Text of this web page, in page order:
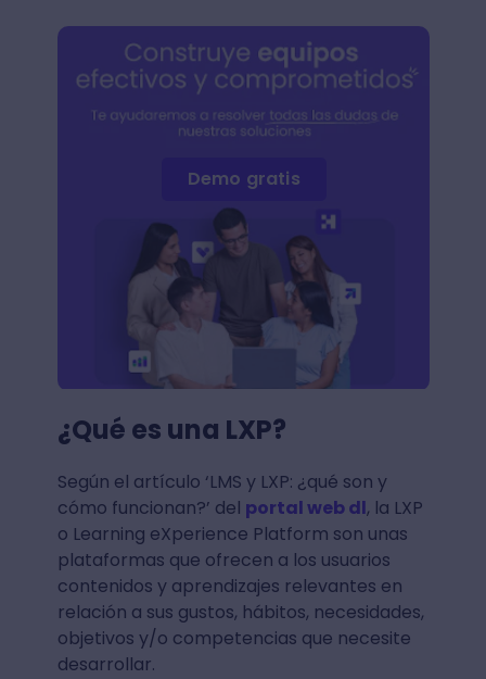
Demo gratis
¿Qué es una LXP?
Según el artículo ‘LMS y LXP: ¿qué son y
cómo funcionan?’ del portal web dl, la LXP
o Learning eXperience Platform son unas
plataformas que ofrecen a los usuarios
contenidos y aprendizajes relevantes en
relación a sus gustos, hábitos, necesidades,
objetivos y/o competencias que necesite
desarrollar.